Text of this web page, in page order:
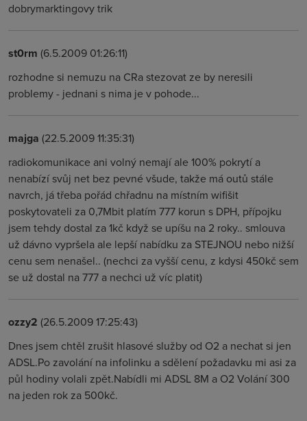
dobrymarktingovy trik
st0rm (6.5.2009 01:26:11)
rozhodne si nemuzu na CRa stezovat ze by neresili
problemy - jednani s nima je v pohode...
majga (22.5.2009 11:35:31)
radiokomunikace ani volný nemají ale 100% pokrytí a
nenabízí svůj net bez pevné všude, takže má outů stále
navrch, já třeba pořád chřadnu na místním wifišit
poskytovateli za 0,7Mbit platím 777 korun s DPH, přípojku
jsem tehdy dostal za 1kč když se upíšu na 2 roky.. smlouva
už dávno vypršela ale lepší nabídku za STEJNOU nebo nižší
cenu sem nenašel.. (nechci za vyšší cenu, z kdysi 450kč sem
se už dostal na 777 a nechci už víc platit)
ozzy2 (26.5.2009 17:25:43)
Dnes jsem chtěl zrušit hlasové služby od O2 a nechat si jen
ADSL.Po zavolání na infolinku a sdělení požadavku mi asi za
půl hodiny volali zpět.Nabídli mi ADSL 8M a O2 Volání 300
na jeden rok za 500kč.